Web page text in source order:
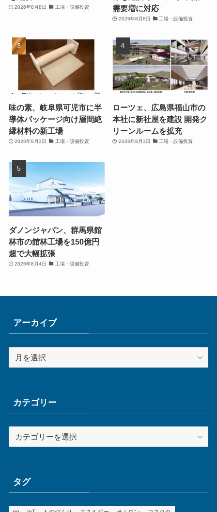
2026年8月8日 工場・設備投資
需要増に対応
2026年8月8日 工場・設備投資
味の素、岐阜県可児市に半
導体パッケージ向け層間絶
縁材料の新工場
2026年8月3日 工場・設備投資
ローツェ、広島県福山市の
本社に新社屋を建設 開発ク
リーンルームを拡充
2026年8月3日 工場・設備投資
ダノンジャパン、群馬県館
林市の館林工場を150億円
超で大幅拡張
2026年8月4日 工場・設備投資
アーカイブ
ー
ブカテゴリー
テ
ータグ